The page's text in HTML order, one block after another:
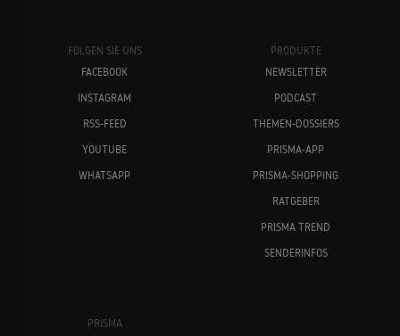
FOLGEN SIE UNS
FACEBOOK
INSTAGRAM
RSS-FEED
YOUTUBE
WHATSAPP
PRODUKTE
NEWSLETTER
PODCAST
THEMEN-DOSSIERS
PRISMA-APP
PRISMA-SHOPPING
RATGEBER
PRISMA TREND
SENDERINFOS
PRISMA